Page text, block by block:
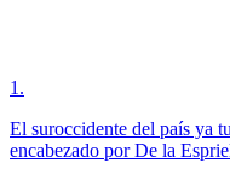
1 .
El suroccidente del país ya
encabezado por De la